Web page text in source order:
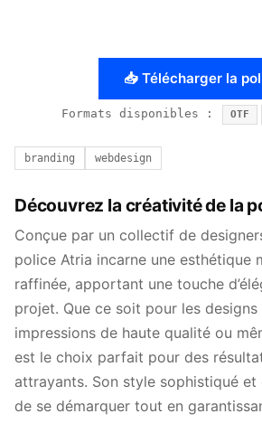
📥 Télécharger la
Formats disponibles : OTF
branding webdesign
Découvrez la créativité de la
Conçue par un collectif de
police Atria incarne une esthétique
raffinée, apportant une touche
projet. Que ce soit pour les designs
impressions de haute qualité ou
est le choix parfait pour des
attrayants. Son style sophistiqué et
de se démarquer tout en